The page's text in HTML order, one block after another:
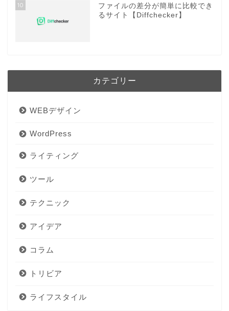
10
ファイルの差分が簡単に比較でき
るサイト【Diffchecker】
カテゴリー
WEBデザイン
WordPress
ライティング
ツール
テクニック
アイデア
コラム
トリビア
ライフスタイル